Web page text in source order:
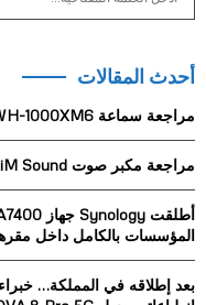
c
f
r
:
أحدث المقالات
مراجعة سماعة Sony WH-1000XM6
مراجعة مكبر صوت WiiM Sound
المؤسسات بالكامل داخل
بعد إطلاقه في المملكة…